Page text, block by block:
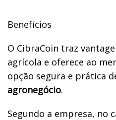
Benefícios
O CibraCoin traz
agrícola e oferece ao
opção segura e prática
agronegócio.
Segundo a empresa, no